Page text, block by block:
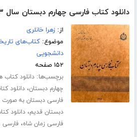
دانلود کتاب فارسی چهارم دبستان سال ۱۳۴۳
از:زهرا خانلری
موضوع:کتاب‌های
دانشجویی
۱۵۲ صفحه
برچسب‌ها:دانلود
چهارم دبستان،دانلود
فارسی دبستان به صورت PDF
دبستان قدیم،دانلود
فارسی زمان شاه، فارسی